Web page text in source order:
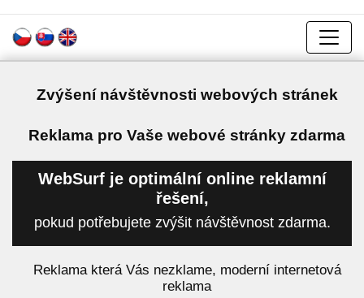
Zvýšení návštěvnosti webových stránek
Reklama pro Vaše webové stránky zdarma
WebSurf je optimální online reklamní
řešení,
pokud potřebujete zvýšit návštěvnost zdarma.
Reklama která Vás nezklame, moderní internetová
reklama